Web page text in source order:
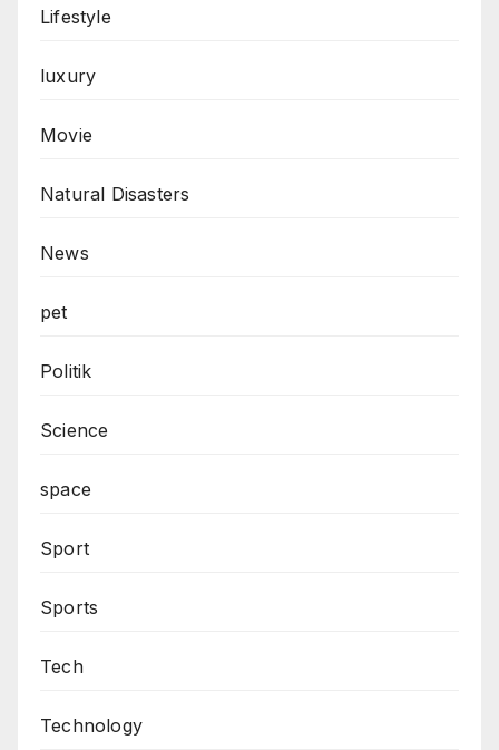
Lifestyle
luxury
Movie
Natural Disasters
News
pet
Politik
Science
space
Sport
Sports
Tech
Technology